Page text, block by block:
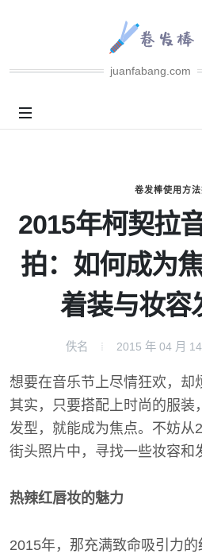
juanfabang.com
卷发棒使用方
2015年柯契拉
拍：如何成为
着装与妆容
佚名 2015 年 04 月 14
想要在音乐节上尽情狂欢，却
其实，只要搭配上时尚的服装
发型，就能成为焦点。不妨从
街头照片中，寻找一些妆容和
热辣红唇妆的魅力
2015年，那充满致命吸引力